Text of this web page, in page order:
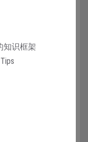
文字体，例如
开，如果第一个字
个字体。
知识框架